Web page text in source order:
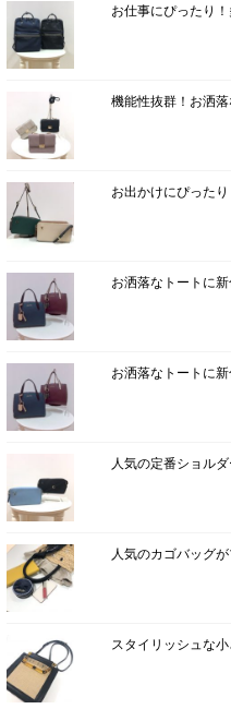
お仕事にぴったり
機能性抜群！お洒
お出かけにぴった
お洒落なトートに
お洒落なトートに
人気の定番ショル
人気のカゴバッグ
スタイリッシュな